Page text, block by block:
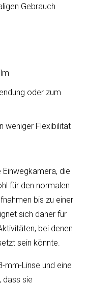
die
für den normalen
bis zu einer
sich daher für
bei denen
sein könnte.
mm-Linse und eine
dass sie
Gebrauch
oder zum
weniger Flexibilität